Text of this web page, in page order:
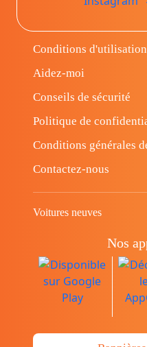
Conditions
Aidez-moi
Conseils de sécurité
Politique de
Conditions générales
Contactez-nous
Voitures neuves
Nos